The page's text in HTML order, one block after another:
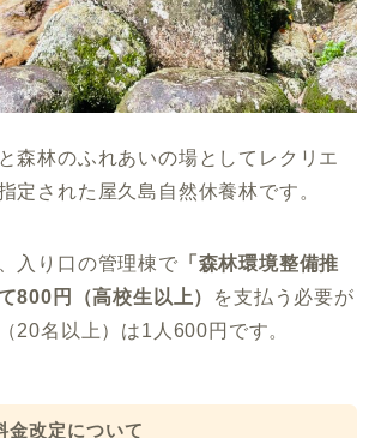
森林のふれあいの場としてレクリエ
定された屋久島自然休養林です。
入り口の管理棟で 「森林環境整備推
800円（高校生以上）
を支払う必要が
20名以上）は1人600円です。
金改定について